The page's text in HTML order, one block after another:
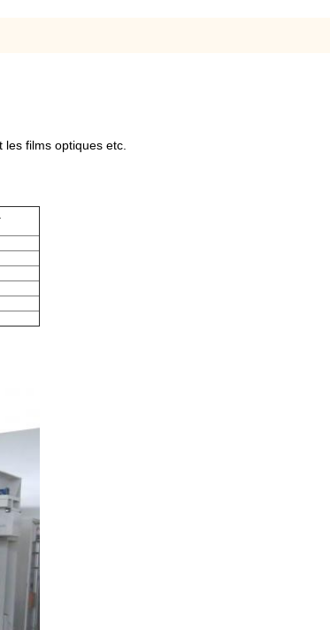
films optiques etc.